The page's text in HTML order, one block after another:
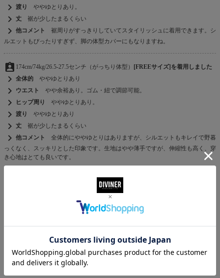
chevron_right 渡り ややゆとりあり。
chevron_right 丈 裾が少したまるくらい
chevron_right 他コメント 裾周りがすっきりしていてスタイリッシュに着用できます。シ
ルエットもぴったりすぎず、脚の体型カバーにもなりますね。
assignment_ind 174cm/74kg/26.5-27.5センチ（がっちり体型） [FREEサイズ]を着用しました
chevron_right 全体的 ややゆとりあり
chevron_right ウエスト やや余裕あり。ゴム・紐で調節可能。
chevron_right ヒップ周り ややゆとりあり。
chevron_right 渡り ややゆとりあり
chevron_right 丈 裾が少したまるくらい
chevron_right 他コメント 全体的にややゆとりはありますが、シルエットもキレイで野暮
っくなく、スッキリとした印象です。生地はやや薄手ですが、伸縮性も高く、穿
き心地はとても良いです。
ポリエステル 30％
レーヨン 10％